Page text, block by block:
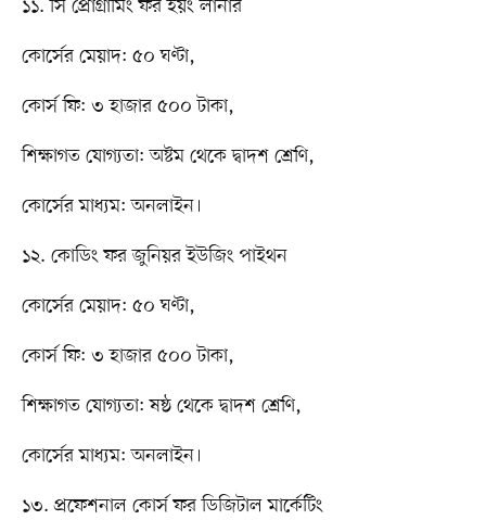
১১. সি প্রোগ্রামিং ফর ইয়ং লার্নার
কোর্সের মেয়াদ: ৫০ ঘণ্টা,
কোর্স ফি: ৩ হাজার ৫০০ টাকা,
শিক্ষাগত যোগ্যতা: অষ্টম থেকে দ্বাদশ শ্রেণি,
কোর্সের মাধ্যম: অনলাইন।
১২. কোডিং ফর জুনিয়র ইউজিং পাইথন
কোর্সের মেয়াদ: ৫০ ঘণ্টা,
কোর্স ফি: ৩ হাজার ৫০০ টাকা,
শিক্ষাগত যোগ্যতা: ষষ্ঠ থেকে দ্বাদশ শ্রেণি,
কোর্সের মাধ্যম: অনলাইন।
১৩. প্রফেশনাল কোর্স ফর ডিজিটাল মার্কেটিং